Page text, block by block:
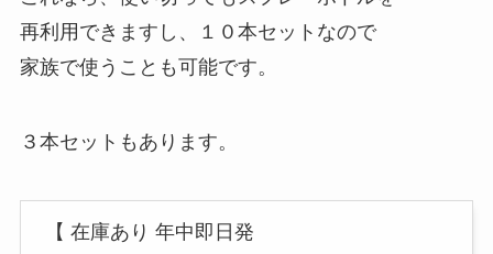
再利用できますし、１０本セットなので
家族で使うことも可能です。
３本セットもあります。
【 在庫あり 年中即日発